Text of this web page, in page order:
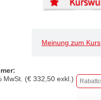
Meinung zum Kurs
MwSt. (€ 332,50 exkl.)